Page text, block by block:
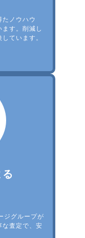
たノウハウ
す。削減し
ています。
ジグループが
な査定で、安